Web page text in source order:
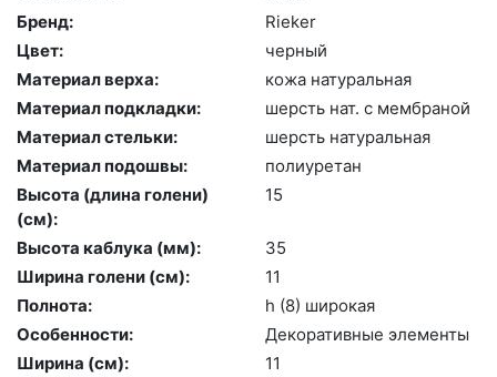
Бренд:
Ri­eker
Цвет:
чер­ный
Материал верха:
ко­жа на­тураль­ная
Материал подкладки:
шерсть нат. с мемб­ра­ной
Материал стельки:
шерсть на­тураль­ная
Материал подошвы:
по­ли­уре­тан
Высота (длина голени)
(cм):
15
Высота каблука (мм):
35
Ширина голени (см):
11
Полнота:
h (8) ши­рокая
Особенности:
Де­кора­тив­ные эле­мен­ты
Ширина (см):
11